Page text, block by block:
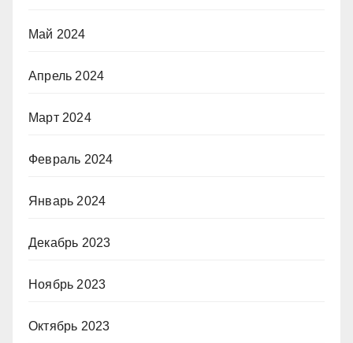
Май 2024
Апрель 2024
Март 2024
Февраль 2024
Январь 2024
Декабрь 2023
Ноябрь 2023
Октябрь 2023